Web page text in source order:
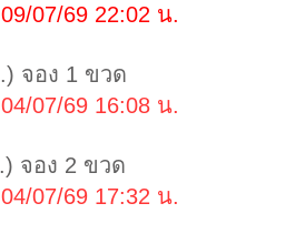
07/69 22:02 น.
จอง 1 ขวด
07/69 16:08 น.
จอง 2 ขวด
07/69 17:32 น.